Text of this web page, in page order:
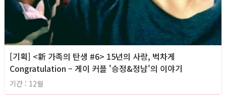
[기획] <新 가족의 탄생 #6> 15년의 사랑, 벅차게
Congratulation – 게이 커플 '승정&정남'의 이야기
기간 : 12월